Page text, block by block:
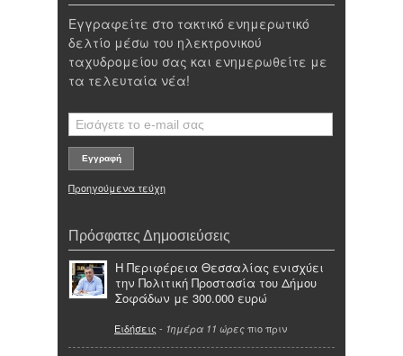
Εγγραφείτε στο τακτικό ενημερωτικό
δελτίο μέσω του ηλεκτρονικού
ταχυδρομείου σας και ενημερωθείτε με
τα τελευταία νέα!
Προηγούμενα τεύχη
Πρόσφατες Δημοσιεύσεις
Η Περιφέρεια Θεσσαλίας ενισχύει
την Πολιτική Προστασία του Δήμου
Σοφάδων με 300.000 ευρώ
Ειδήσεις - 1ημέρα 11 ώρες πιο πριν